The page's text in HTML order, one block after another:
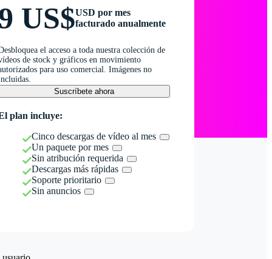
US$USD por mes
facturado anualmente
el acceso a toda nuestra colección de
de stock y gráficos en movimiento
para uso comercial. Imágenes no
Suscríbete ahora
plan incluye:
Cinco descargas de vídeo al mes
Un paquete por mes
Sin atribución requerida
Descargas más rápidas
Soporte prioritario
Sin anuncios